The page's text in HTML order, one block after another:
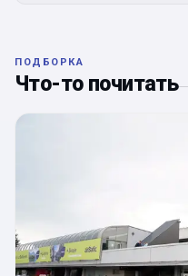
ПОДБОРКА
Что-то почитать